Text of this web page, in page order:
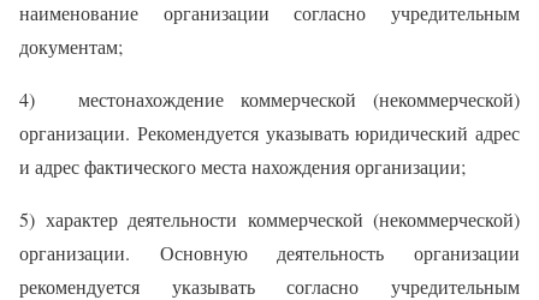
наименование организации согласно учредительным
документам;
4) местонахождение коммерческой (некоммерческой)
организации. Рекомендуется указывать юридический адрес
и адрес фактического места нахождения организации;
5) характер деятельности коммерческой (некоммерческой)
организации. Основную деятельность организации
рекомендуется указывать согласно учредительным